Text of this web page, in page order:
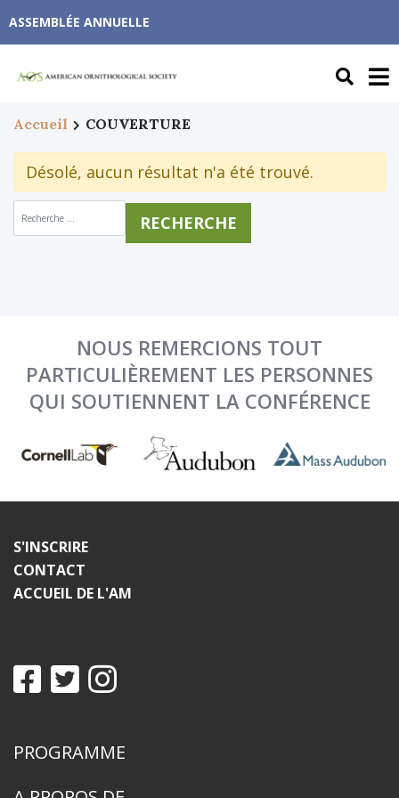
ASSEMBLÉE ANNUELLE
Accueil COUVERTURE
Désolé, aucun résultat n'a été trouvé.
Recherche de :
NOUS REMERCIONS TOUT
PARTICULIÈREMENT LES PERSONNES
QUI SOUTIENNENT LA CONFÉRENCE
S'INSCRIRE
CONTACT
ACCUEIL DE L'AM
PROGRAMME